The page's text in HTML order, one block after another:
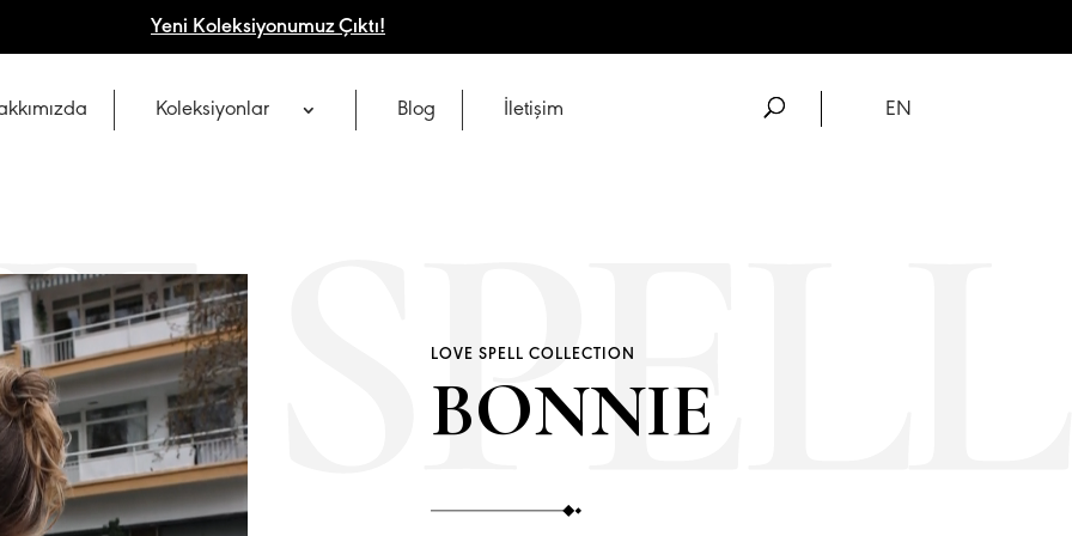
Yeni Koleksiyonumuz Çıktı!
Koleksiyonlar Blog İletişim EN
LOVE SPELL COLLECTION
BONNIE